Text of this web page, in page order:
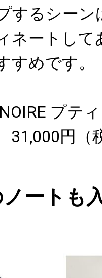
するシーン
ネートし
すめです。
NOIRE プ
円（
ートも